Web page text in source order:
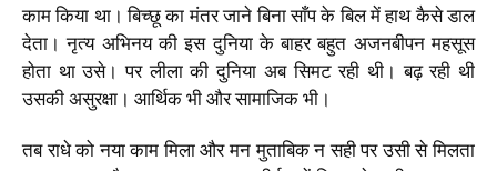
काम किया था। बिच्छू का मंतर जाने बिना साँप के बिल में हाथ कैसे डाल
देता। नृत्य अभिनय की इस दुनिया के बाहर बहुत अजनबीपन महसूस
होता था उसे। पर लीला की दुनिया अब सिमट रही थी। बढ़ रही थी
उसकी असुरक्षा। आर्थिक भी और सामाजिक भी।
तब राधे को नया काम मिला और मन मुताबिक न सही पर उसी से मिलता